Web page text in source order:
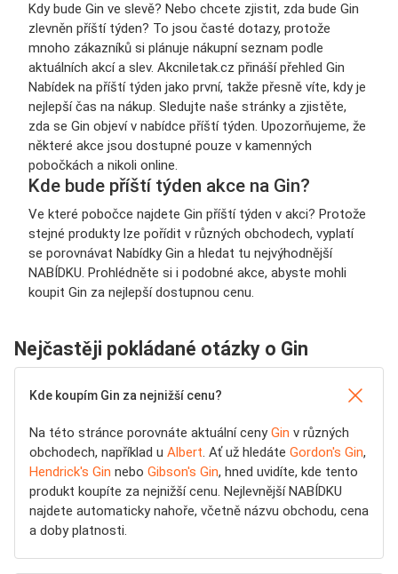
Kdy bude Gin ve slevě? Nebo chcete zjistit, zda bude Gin
zlevněn příští týden? To jsou časté dotazy, protože
mnoho zákazníků si plánuje nákupní seznam podle
aktuálních akcí a slev. Akcniletak.cz přináší přehled Gin
Nabídek na příští týden jako první, takže přesně víte, kdy je
nejlepší čas na nákup. Sledujte naše stránky a zjistěte,
zda se Gin objeví v nabídce příští týden. Upozorňujeme, že
některé akce jsou dostupné pouze v kamenných
pobočkách a nikoli online.
Kde bude příští týden akce na Gin?
Ve které pobočce najdete Gin příští týden v akci? Protože
stejné produkty lze pořídit v různých obchodech, vyplatí
se porovnávat Nabídky Gin a hledat tu nejvýhodnější
NABÍDKU. Prohlédněte si i podobné akce, abyste mohli
koupit Gin za nejlepší dostupnou cenu.
Nejčastěji pokládané otázky o Gin
Kde koupím Gin za nejnižší cenu?
Na této stránce porovnáte aktuální cenyGin v různých
obchodech, například u Albert. Ať už hledáte Gordon's Gin,
Hendrick's Gin nebo Gibson's Gin, hned uvidíte, kde tento
produkt koupíte za nejnižší cenu. Nejlevnější NABÍDKU
najdete automaticky nahoře, včetně názvu obchodu, cena
a doby platnosti.